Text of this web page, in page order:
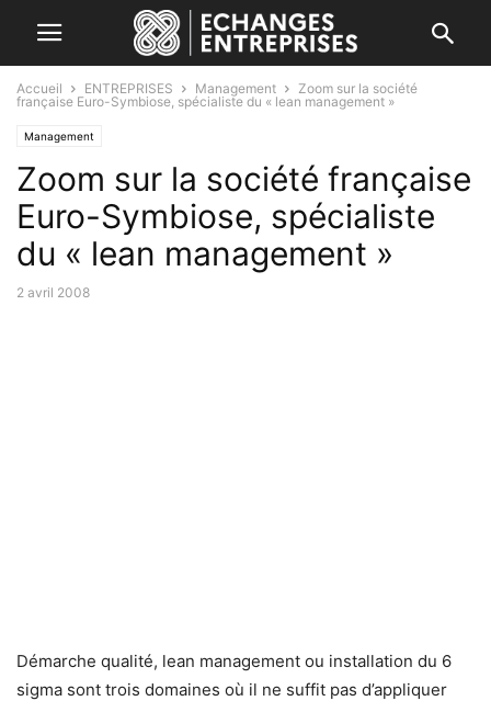
Accueil ENTREPRISES Management
Zoom sur la société
française Euro-Symbiose, spécialiste du « lean management »
Management
Zoom sur la société française
Euro-Symbiose, spécialiste
du « lean management »
2 avril 2008
Démarche qualité, lean management ou installation du 6
sigma sont trois domaines où il ne suffit pas d’appliquer